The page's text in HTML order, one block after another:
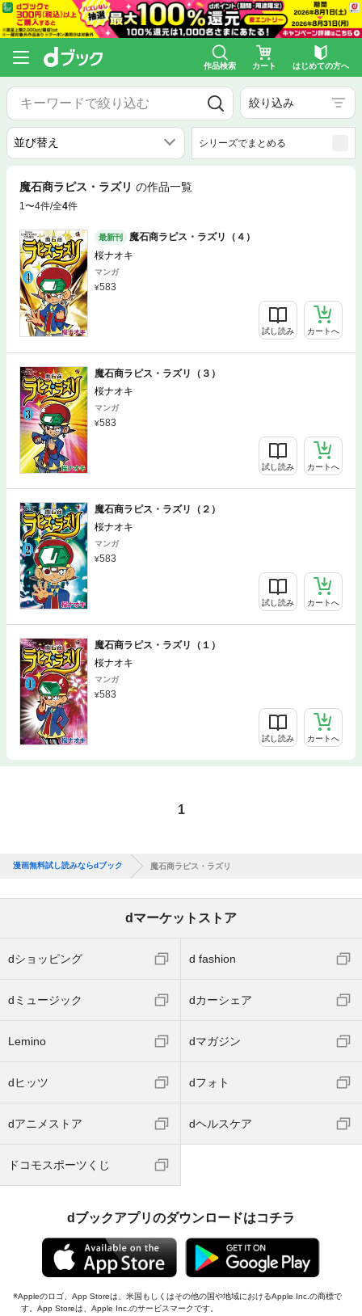
作品検索 カート はじめての方へ
絞り込み
シリーズでまとめる
魔石商ラピス・ラズリ の作品一覧
1〜4件/全4件
最新刊
魔石商ラピス・ラズリ（４）
桜ナオキ
マンガ
583
試し読み カートへ
魔石商ラピス・ラズリ（３）
桜ナオキ
マンガ
583
試し読み カートへ
魔石商ラピス・ラズリ（２）
桜ナオキ
マンガ
583
試し読み カートへ
魔石商ラピス・ラズリ（１）
桜ナオキ
マンガ
583
試し読み カートへ
1
漫画無料試し読みならdブック 魔石商ラピス・ラズリ
dマーケットストア
dショッピング d fashion
dミュージック dカーシェア
Lemino dマガジン
dヒッツ dフォト
dアニメストア dヘルスケア
ドコモスポーツくじ
dブックアプリのダウンロードはコチラ
Appleのロゴ、App Storeは、米国もしくはその他の国や地域におけるApple Inc.の商標で
す。App Storeは、Apple Inc.のサービスマークです。